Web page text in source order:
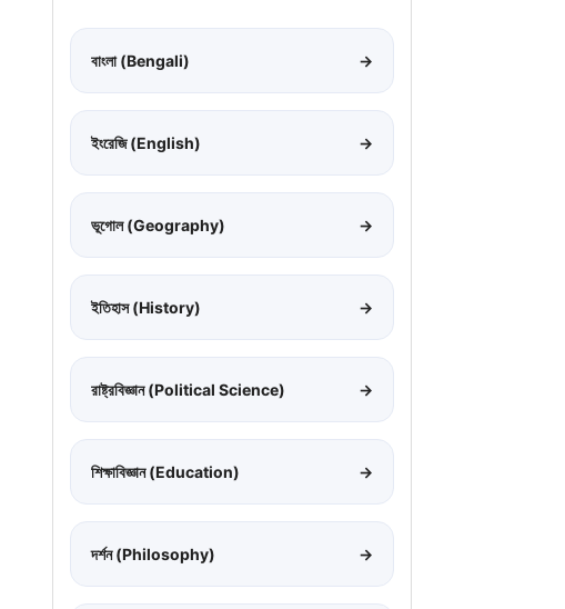
বাংলা (Bengali) →
ইংরেজি (English) →
ভূগোল (Geography) →
ইতিহাস (History) →
রাষ্ট্রবিজ্ঞান (Political Science) →
শিক্ষাবিজ্ঞান (Education) →
দর্শন (Philosophy) →